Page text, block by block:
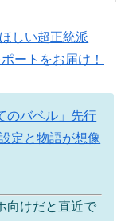
しい超正統派
ートをお届け！
のバベル」先行
定と物語が想像
向けだと直近で